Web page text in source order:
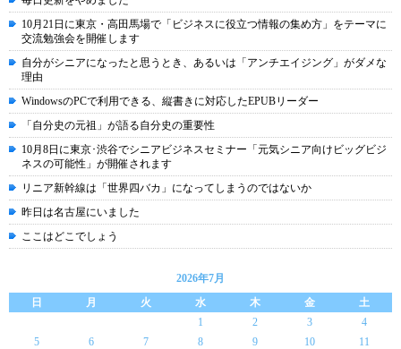
10月21日に東京・高田馬場で「ビジネスに役立つ情報の集め方」をテーマに
交流勉強会を開催します
自分がシニアになったと思うとき、あるいは「アンチエイジング」がダメな
理由
WindowsのPCで利用できる、縦書きに対応したEPUBリーダー
「自分史の元祖」が語る自分史の重要性
10月8日に東京･渋谷でシニアビジネスセミナー「元気シニア向けビッグビジ
ネスの可能性」が開催されます
リニア新幹線は「世界四バカ」になってしまうのではないか
昨日は名古屋にいました
ここはどこでしょう
2026年7月
日
月 火 水 木 金
土
1
2 3
4
5
6 7 8 9 10
11